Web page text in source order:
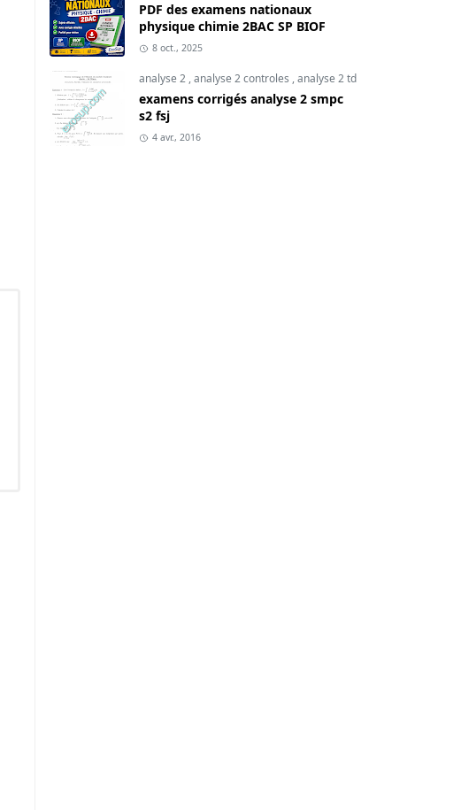
PDF des examens nationaux
physique chimie 2BAC SP BIOF
8 oct., 2025
analyse 2,analyse 2 controles ,analyse 2 td
examens corrigés analyse 2 smpc
s2 fsj
4 avr., 2016